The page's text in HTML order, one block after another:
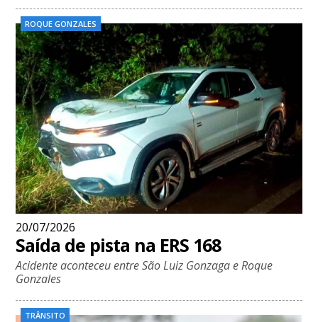
ROQUE GONZALES
20/07/2026
Saída de pista na ERS 168
Acidente aconteceu entre São Luiz Gonzaga e Roque
Gonzales
TRÂNSITO